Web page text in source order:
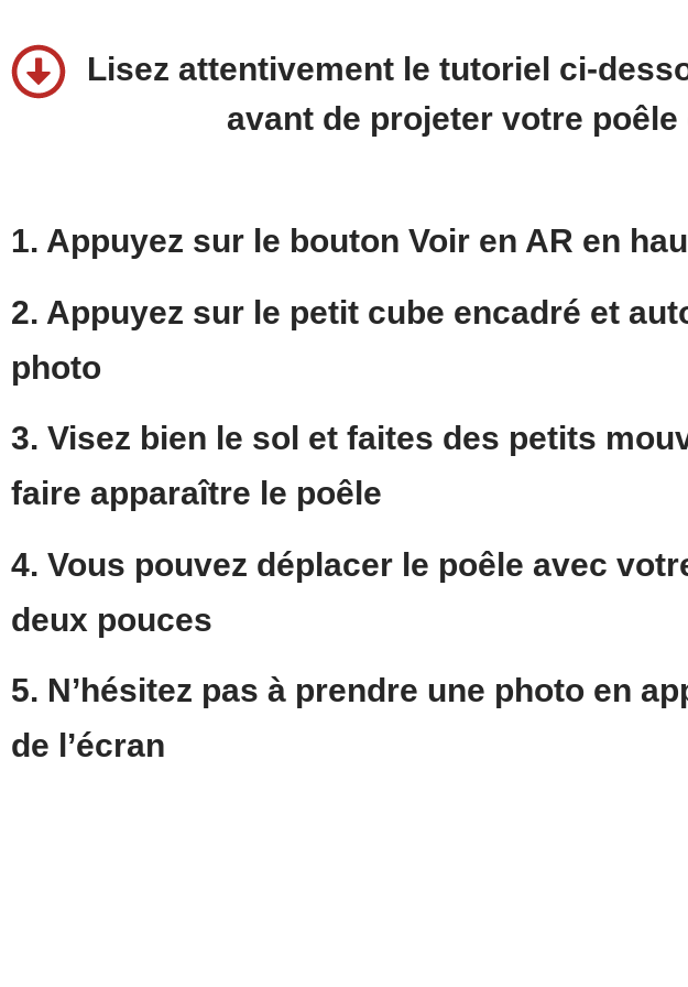
Lisez attentivement le tutoriel ci-
avant de projeter votre
1. Appuyez sur le bouton Voir en AR en
2. Appuyez sur le petit cube encadré et
photo
3. Visez bien le sol et faites des petits
faire apparaître le poêle
4. Vous pouvez déplacer le poêle avec
deux pouces
5. N’hésitez pas à prendre une photo en
de l’écran